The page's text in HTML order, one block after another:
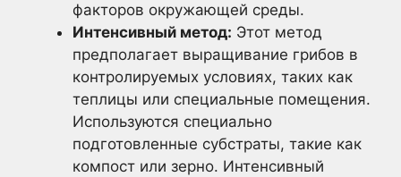
факторов окружающей среды.
Интенсивный метод: Этот метод
предполагает выращивание грибов в
контролируемых условиях, таких как
теплицы или специальные помещения.
Используются специально
подготовленные субстраты, такие как
компост или зерно. Интенсивный